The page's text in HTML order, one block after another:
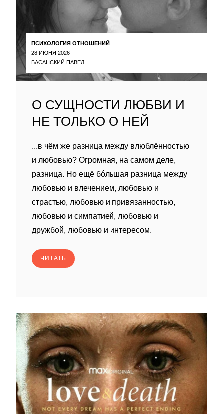
ПСИХОЛОГИЯ ОТНОШЕНИЙ
28 ИЮНЯ 2026
БАСАНСКИЙ ПАВЕЛ
О СУЩНОСТИ ЛЮБВИ И
НЕ ТОЛЬКО О НЕЙ
...в чём же разница между влюблённостью
и любовью? Огромная, на самом деле,
разница. Но ещё бóльшая разница между
любовью и влечением, любовью и
страстью, любовью и привязанностью,
любовью и симпатией, любовью и
дружбой, любовью и интересом.
ЧИТАТЬ